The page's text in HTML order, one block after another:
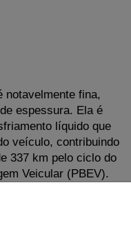
notavelmente fina,
espessura. Ela é
líquido que
veículo, contribuindo
337 km pelo ciclo do
Veicular (PBEV).